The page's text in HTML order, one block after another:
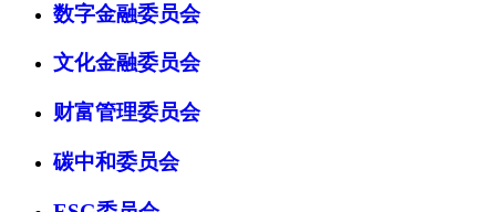
数字金融委员会
文化金融委员会
财富管理委员会
碳中和委员会